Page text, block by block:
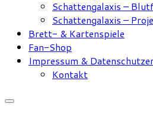
Schattengalaxis –
Schattengalaxis –
Brett- & Kartenspiele
Fan-Shop
Impressum &
Kontakt